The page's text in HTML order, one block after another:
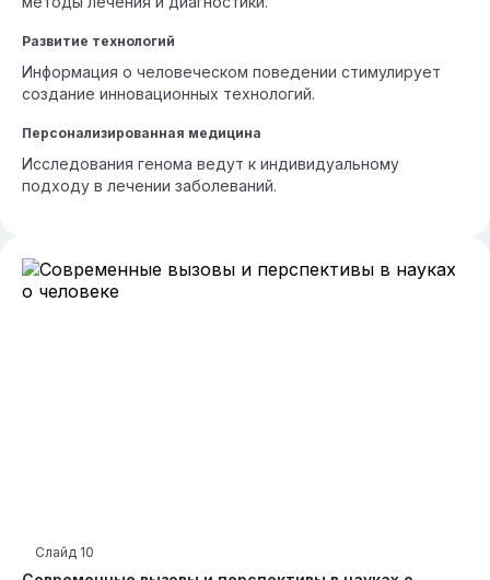
Развитие технологий
Информация о человеческом поведении стимулирует
создание инновационных технологий.
Персонализированная медицина
Исследования генома ведут к индивидуальному
подходу в лечении заболеваний.
Слайд 10